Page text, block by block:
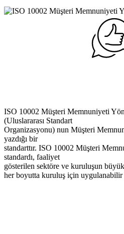
ISO 10002 Müşteri Memnuniyeti
(Uluslararası Standart
Organizasyonu) nun Müşteri
yazdığı bir
standarttır. ISO 10002 Müşteri
standardı, faaliyet
gösterilen sektöre ve kuruluşun
her boyutta kuruluş için